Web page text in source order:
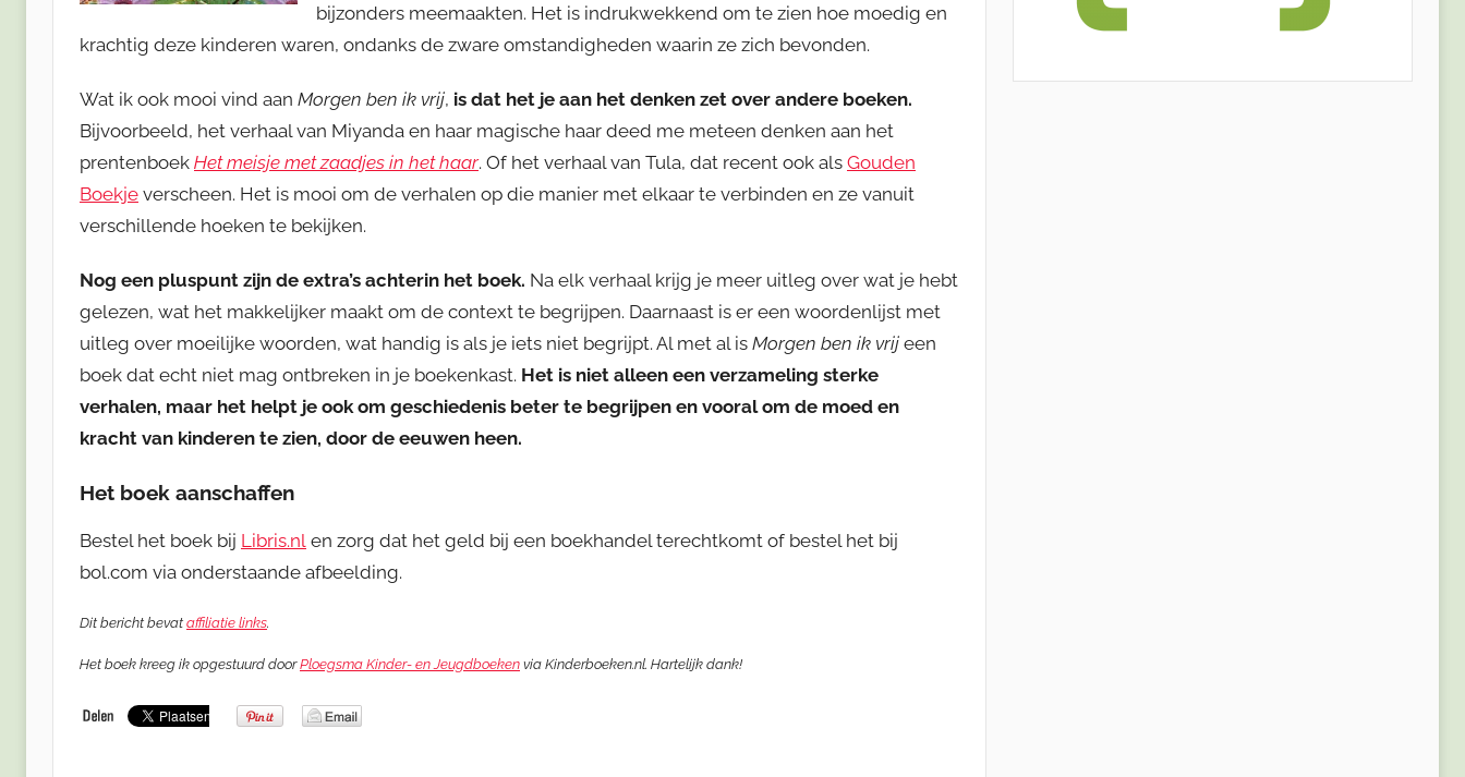
bijzonders meemaakten. Het is indrukwekkend om te zien hoe moedig en
krachtig deze kinderen waren, ondanks de zware omstandigheden waarin ze zich bevonden.
Wat ik ook mooi vind aan Morgen ben ik vrij, is dat het je aan het denken zet over andere boeken.
Bijvoorbeeld, het verhaal van Miyanda en haar magische haar deed me meteen denken aan het
prentenboek Het meisje met zaadjes in het haar. Of het verhaal van Tula, dat recent ook als Gouden
Boekje verscheen. Het is mooi om de verhalen op die manier met elkaar te verbinden en ze vanuit
verschillende hoeken te bekijken.
Nog een pluspunt zijn de extra’s achterin het boek. Na elk verhaal krijg je meer uitleg over wat je hebt
gelezen, wat het makkelijker maakt om de context te begrijpen. Daarnaast is er een woordenlijst met
uitleg over moeilijke woorden, wat handig is als je iets niet begrijpt. Al met al is Morgen ben ik vrij een
boek dat echt niet mag ontbreken in je boekenkast. Het is niet alleen een verzameling sterke
verhalen, maar het helpt je ook om geschiedenis beter te begrijpen en vooral om de moed en
kracht van kinderen te zien, door de eeuwen heen.
Het boek aanschaffen
Bestel het boek bij Libris.nl en zorg dat het geld bij een boekhandel terechtkomt of bestel het bij
bol.com via onderstaande afbeelding.
Dit bericht bevat affiliatie links.
Het boek kreeg ik opgestuurd doorPloegsma Kinder- en Jeugdboeken via Kinderboeken.nl. Hartelijk dank!